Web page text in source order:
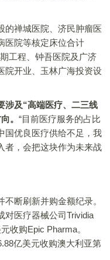
禅城医院、济民肿瘤医
医院等核定床位合计
工程、钟吾医院及广济
院开业、玉林广海投资设
涉及“高端医疗、二三线
。 “目前医疗服务的占比
国优良医疗供给不足，我
者，会把这块作为未来战
断刷新并购金额纪录。
对医疗器械公司Trividia
收购Epic Pharma。
亿美元收购澳大利亚第